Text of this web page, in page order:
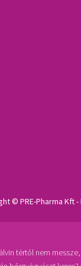
© PRE-Pharma Kft
tértől nem